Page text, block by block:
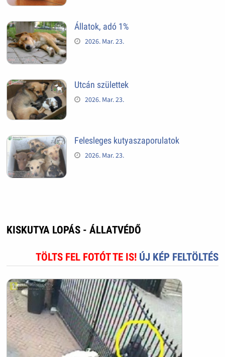
Állatok, adó 1%
2026. Mar. 23.
Utcán születtek
2026. Mar. 23.
Felesleges kutyaszaporulatok
2026. Mar. 23.
KISKUTYA LOPÁS - ÁLLATVÉDŐ
TÖLTS FEL FOTÓT TE IS! ÚJ KÉP FELTÖLTÉS